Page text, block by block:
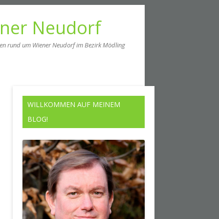
Neudorf
rund um Wiener Neudorf im Bezirk Mödling
WILLKOMMEN AUF MEINEM
BLOG!